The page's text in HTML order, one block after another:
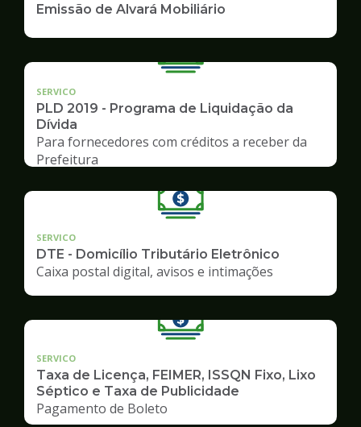
Emissão de Alvará Mobiliário
SERVICO
PLD 2019 - Programa de Liquidação da
Dívida
Para fornecedores com créditos a receber da
Prefeitura
SERVICO
DTE - Domicílio Tributário Eletrônico
Caixa postal digital, avisos e intimações
SERVICO
Taxa de Licença, FEIMER, ISSQN Fixo, Lixo
Séptico e Taxa de Publicidade
Pagamento de Boleto